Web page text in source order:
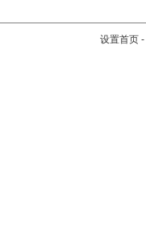
设置首页 -